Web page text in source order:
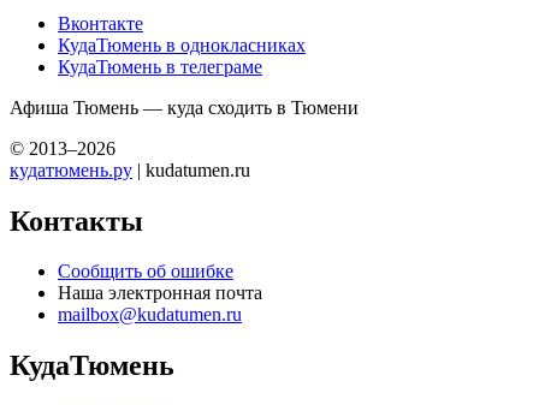
Вконтакте
КудаТюмень в однокласниках
КудаТюмень в телеграме
Афиша Тюмень — куда сходить в Тюмени
© 2013–2026
кудатюмень.ру | kudatumen.ru
Контакты
Сообщить об ошибке
Наша электронная почта
mailbox@kudatumen.ru
КудаТюмень